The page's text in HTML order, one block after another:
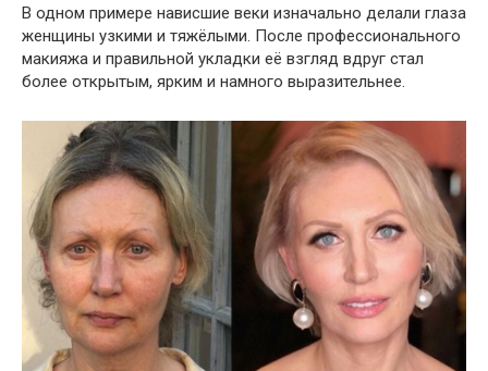
В одном примере нависшие веки изначально делали глаза
женщины узкими и тяжёлыми. После профессионального
макияжа и правильной укладки её взгляд вдруг стал
более открытым, ярким и намного выразительнее.